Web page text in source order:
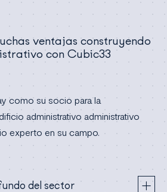
ventajas construyendo
con Cubic33
como su socio para la
administrativo administrativo
experto en su campo.
del sector